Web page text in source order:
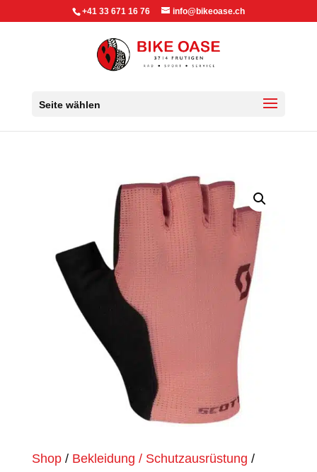
+41 33 671 16 76 info@bikeoase.ch
Seite wählen
Shop/ Bekleidung / Schutzausrüstung /